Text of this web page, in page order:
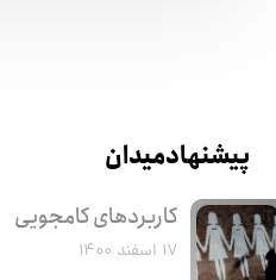
پیشنهاد میدان
کاربرد‌های کامجویی
۱۷ اسفند ۱۴۰۰